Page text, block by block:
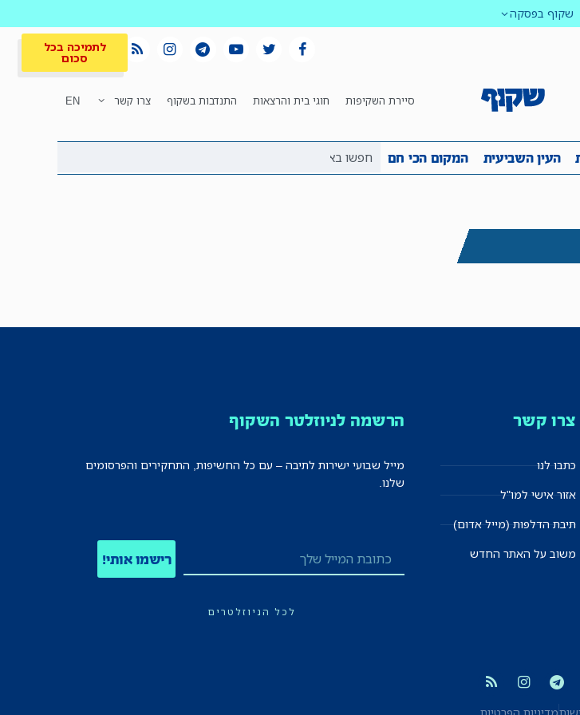
שקוף בפסקה
לתמיכה בכל
סכום
סיירת השקיפות חוגי בית והרצאות התנדבות בשקוף צרו קשר EN
העין השביעית המקום הכי חם
כל הכתבות העין השביעית המקום הכי חם לתמיכה בכל
צרו קשר
כתבו לנו
אזור אישי למו"ל
תיבת הדלפות (מייל אדום)
משוב על האתר החדש
הרשמה לניוזלטר השקוף
מייל שבועי ישירות לתיבה – עם כל החשיפות, התחקירים והפרסומים
שלנו.
רישמו אותי!
לכל הניוזלטרים
מדיניות הפרטיות